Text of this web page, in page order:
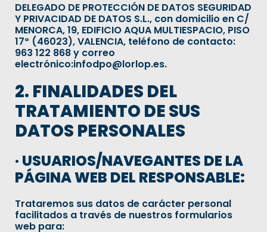
DELEGADO DE PROTECCIÓN DE DATOS SEGURIDAD
Y PRIVACIDAD DE DATOS S.L., con domicilio en C/
MENORCA, 19, EDIFICIO AQUA MULTIESPACIO, PISO
17º (46023), VALENCIA, teléfono de contacto:
963 122 868 y correo
electrónico:infodpo@lorlop.es.
2. FINALIDADES DEL
TRATAMIENTO DE SUS
DATOS PERSONALES
· USUARIOS/NAVEGANTES DE LA
PÁGINA WEB DEL RESPONSABLE:
Trataremos sus datos de carácter personal
facilitados a través de nuestros formularios
web para: